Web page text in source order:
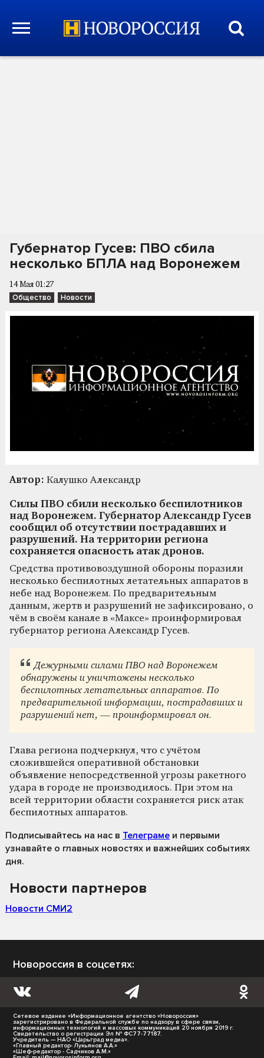
Губернатор Гусев: ПВО сбила
несколько БПЛА над Воронежем
14 Мая 01:27
Общество Новости
Автор: Калушко Александр
Силы ПВО сбили несколько беспилотников
над Воронежем. Губернатор Александр Гусев
сообщил об отсутствии пострадавших и
разрушений. На территории региона
сохраняется опасность атак дронов.
Средства противовоздушной обороны поразили
несколько беспилотных летательных аппаратов в
небе над Воронежем. По предварительным
данным, жертв и разрушений не зафиксировано, о
чём в своём канале в «Максе» проинформировал
губернатор региона Александр Гусев.
Дежурными силами ПВО над Воронежем
обнаружены и уничтожены несколько
беспилотных летательных аппаратов. По
предварительной информации, пострадавших и
разрушений нет, — проинформировал он.
Глава региона подчеркнул, что с учётом
сложившейся оперативной обстановки
объявление непосредственной угрозы ракетного
удара в городе не производилось. При этом на
всей территории области сохраняется риск атак
беспилотных аппаратов.
Подписывайтесь на нас в Телеграме и первыми
узнавайте о главных новостях и важнейших событиях
дня.
Новости партнеров
Новости СМИ2
Новороссия в соцсетях:
Сетевое издание «Информационное агентство «Новороссия»
зарегистрировано в Федеральной службе по надзору в сфере связи,
информационных технологий и массовых коммуникаций 20 ноября 2019 г.
Свидетельство о регистрации Эл № ФС77-77187.
Учредитель — НАО «Царьград медиа».
«Главный редактор- Лукьянов А.А.»
«Шеф-редактор - Садчиков А.М.»